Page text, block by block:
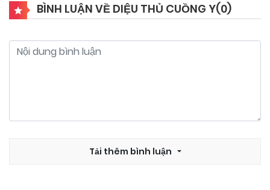
28/11/2024
BÌNH LUẬN VỀ DIỆU THỦ CUỒNG Y(0)
Tải thêm bình luận